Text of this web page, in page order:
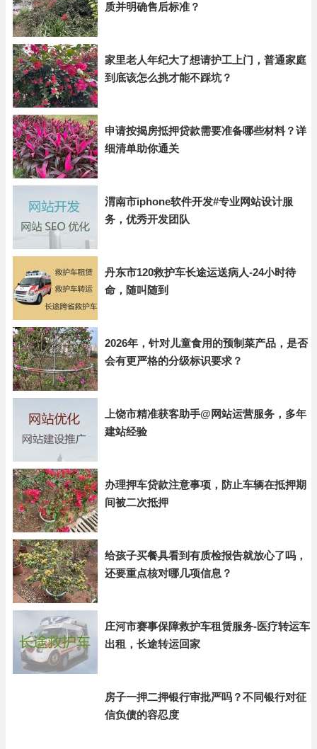
质并明确售后标准？
家里老人年纪大了想请护工上门，普通家庭
到底该怎么挑才能不踩坑？
申请按揭房抵押贷款需要准备哪些材料？详
细清单助你通关
渭南市iphone软件开发#专业网站设计服
务，优秀开发团队
丹东市120救护车长途运送病人-24小时待
命，随叫随到
2026年，针对儿童食用的预制菜产品，是否
会有更严格的分级标识要求？
上饶市精准获客助手@网站运营服务，多年
建站经验
办理押车贷款注意事项，防止车辆在抵押期
间被二次抵押
给孩子买餐具看到有质检报告就放心了吗，
还要重点核对哪几项信息？
庄河市赛事保障救护车租赁服务-医疗转运车
出租，长途转运回家
房子一押二押银行审批严吗？不同银行对征
信负债的容忍度